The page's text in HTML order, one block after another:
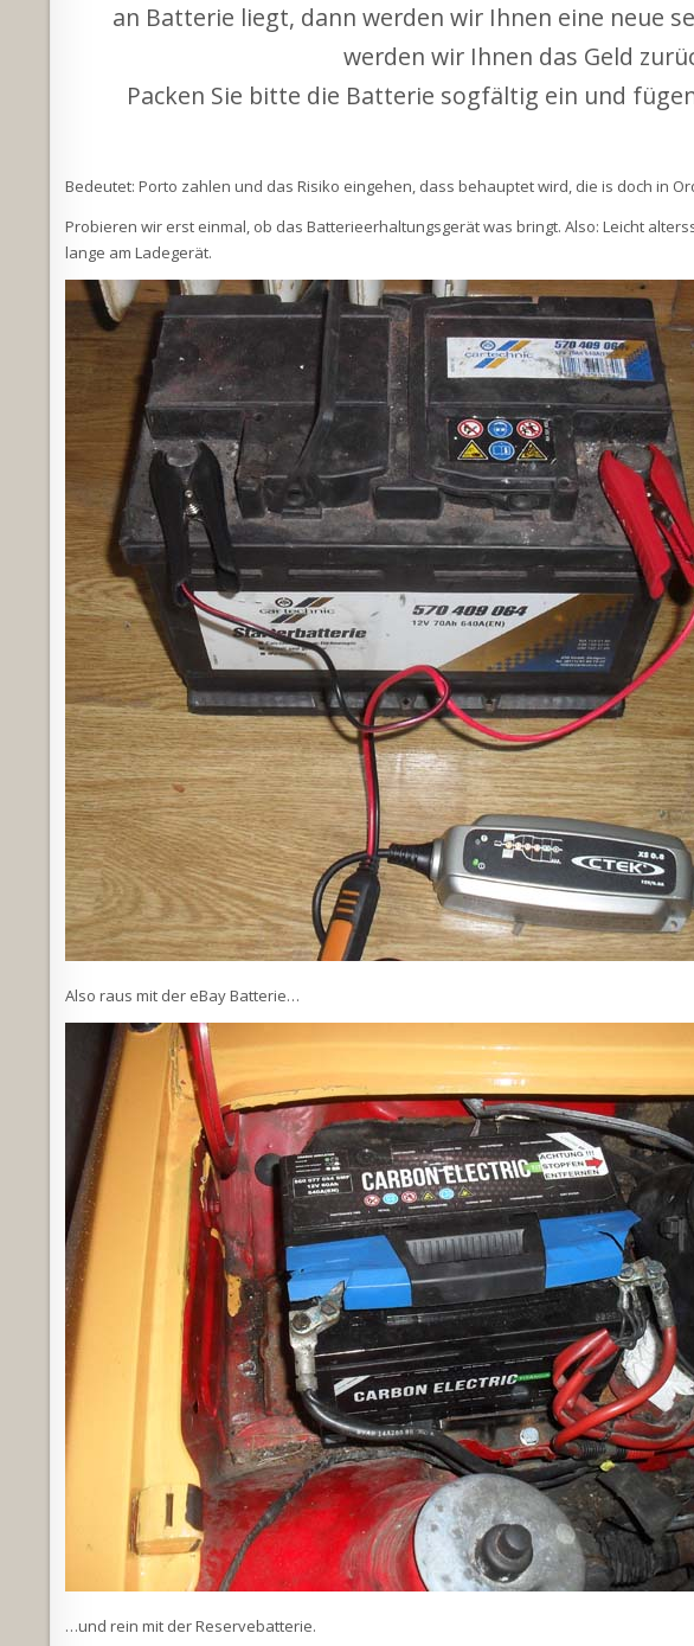
an Batterie liegt, dann werden wir Ihnen eine neue
werden wir Ihnen das Geld
Packen Sie bitte die Batterie sogfältig ein und
Bedeutet: Porto zahlen und das Risiko eingehen, dass behauptet wird, die is doch in
Probieren wir erst einmal, ob das Batterieerhaltungsgerät was bringt. Also: Leicht
lange am Ladegerät.
Also raus mit der eBay Batterie…
…und rein mit der Reservebatterie.